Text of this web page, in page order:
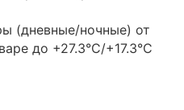
(дневные/ночные) от
до +27.3°C/+17.3°C